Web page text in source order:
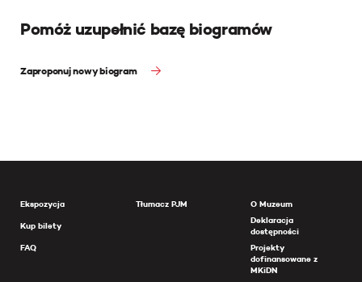
Pomóż uzupełnić bazę biogramów
Zaproponuj nowy biogram
Ekspozycja
Kup bilety
FAQ
Tłumacz PJM
O Muzeum
Deklaracja
dostępności
Projekty
dofinansowane z
MKiDN